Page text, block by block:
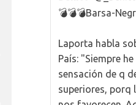
💣💣💣Barsa-
Laporta habla
País: "Siempre
sensación de q
superiores, porq